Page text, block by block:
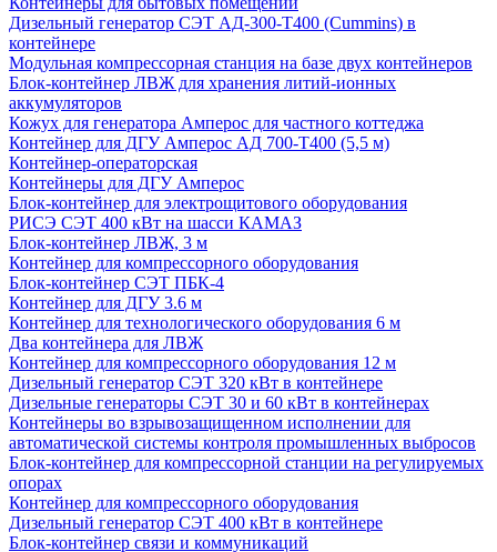
Дизельный генератор СЭТ АД-300-Т400 (Cummins) в
контейнере
Модульная компрессорная станция на базе двух контейнеров
Блок-контейнер ЛВЖ для хранения литий-ионных
аккумуляторов
Кожух для генератора Амперос для частного коттеджа
Контейнер для ДГУ Амперос АД 700-Т400 (5,5 м)
Контейнер-операторская
Контейнеры для ДГУ Амперос
Блок-контейнер для электрощитового оборудования
РИСЭ СЭТ 400 кВт на шасси КАМАЗ
Блок-контейнер ЛВЖ, 3 м
Контейнер для компрессорного оборудования
Блок-контейнер СЭТ ПБК-4
Контейнер для ДГУ 3.6 м
Контейнер для технологического оборудования 6 м
Два контейнера для ЛВЖ
Контейнер для компрессорного оборудования 12 м
Дизельный генератор СЭТ 320 кВт в контейнере
Дизельные генераторы СЭТ 30 и 60 кВт в контейнерах
Контейнеры во взрывозащищенном исполнении для
автоматической системы контроля промышленных выбросов
Блок-контейнер для компрессорной станции на регулируемых
опорах
Контейнер для компрессорного оборудования
Дизельный генератор СЭТ 400 кВт в контейнере
Блок-контейнер связи и коммуникаций